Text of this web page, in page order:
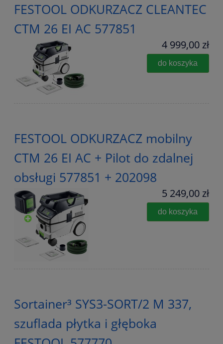
FESTOOL ODKURZACZ CLEANTEC
CTM 26 EI AC 577851
4 999,00 zł
do koszyka
FESTOOL ODKURZACZ mobilny
CTM 26 EI AC + Pilot do zdalnej
obsługi 577851 + 202098
5 249,00 zł
do koszyka
Sortainer³ SYS3-SORT/2 M 337,
szuflada płytka i głęboka